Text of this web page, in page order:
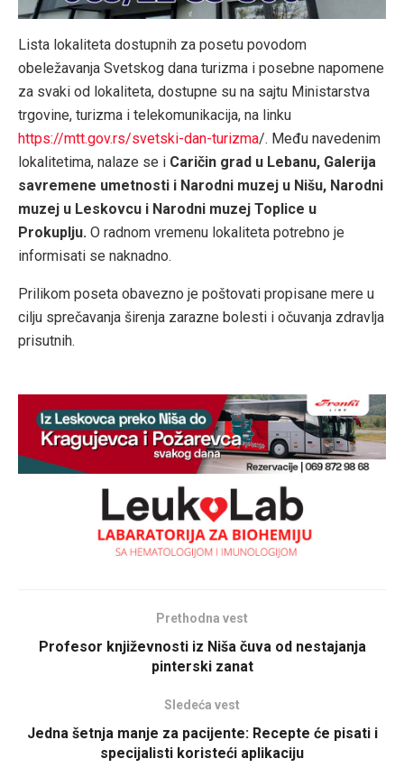
Lista lokaliteta dostupnih za posetu povodom
obeležavanja Svetskog dana turizma i posebne napomene
za svaki od lokaliteta, dostupne su na sajtu Ministarstva
trgovine, turizma i telekomunikacija, na linku
https://mtt.gov.rs/svetski-dan-turizma/. Među navedenim
lokalitetima, nalaze se i Caričin grad u Lebanu, Galerija
savremene umetnosti i Narodni muzej u Nišu, Narodni
muzej u Leskovcu i Narodni muzej Toplice u
Prokuplju. O radnom vremenu lokaliteta potrebno je
informisati se naknadno.
Prilikom poseta obavezno je poštovati propisane mere u
cilju sprečavanja širenja zarazne bolesti i očuvanja zdravlja
prisutnih.
Prethodna vest
Profesor književnosti iz Niša čuva od nestajanja
pinterski zanat
Sledeća vest
Jedna šetnja manje za pacijente: Recepte će pisati i
specijalisti koristeći aplikaciju